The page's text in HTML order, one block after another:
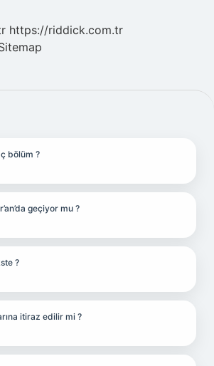
https://riddick.com.tr
bölüm ?
geçiyor mu ?
?
itiraz edilir mi ?